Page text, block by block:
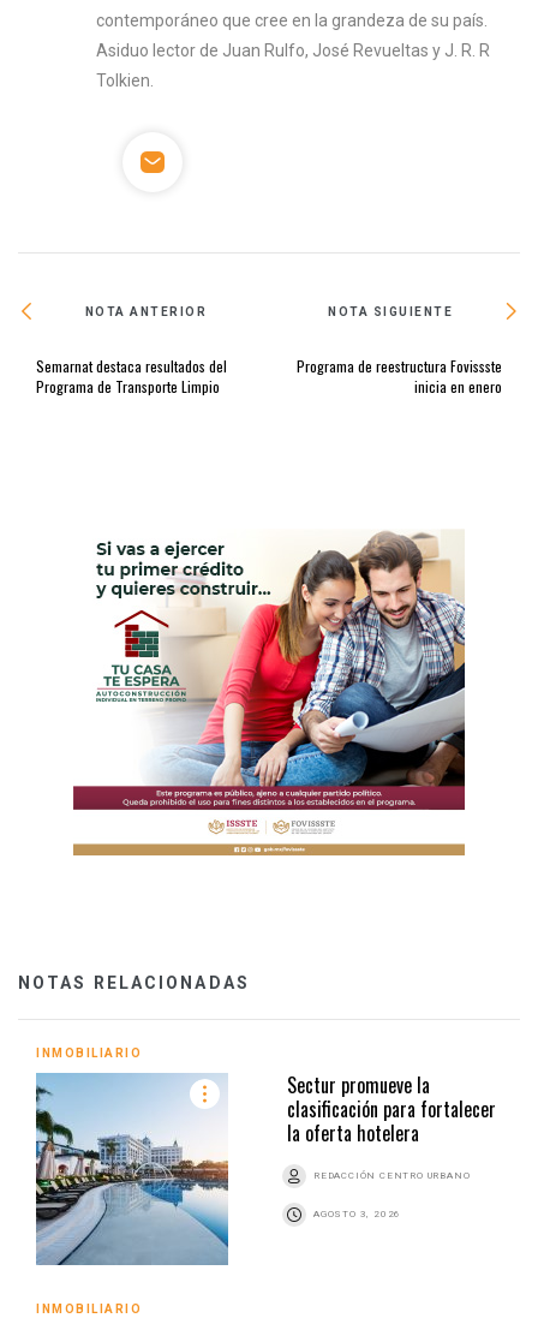
contemporáneo que cree en la grandeza de su país.
Asiduo lector de Juan Rulfo, José Revueltas y J. R. R
Tolkien.
NOTA ANTERIOR
Semarnat destaca resultados del
Programa de Transporte Limpio
NOTA SIGUIENTE
Programa de reestructura Fovissste
inicia en enero
NOTAS RELACIONADAS
INMOBILIARIO
Sectur promueve la
clasificación para fortalecer
la oferta hotelera
REDACCIÓN CENTRO URBANO
AGOSTO 3, 2026
INMOBILIARIO